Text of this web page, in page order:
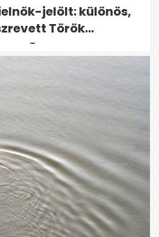
30–70%
jelölt: különös,
Török...